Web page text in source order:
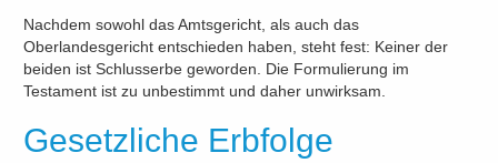
Nachdem sowohl das Amtsgericht, als auch das
Oberlandesgericht entschieden haben, steht fest: Keiner der
beiden ist Schlusserbe geworden. Die Formulierung im
Testament ist zu unbestimmt und daher unwirksam.
Gesetzliche Erbfolge